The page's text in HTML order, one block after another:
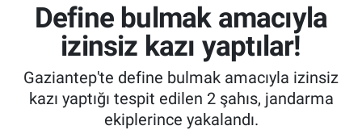
Define bulmak amacıyla
izinsiz kazı yaptılar!
Gaziantep'te define bulmak amacıyla izinsiz
kazı yaptığı tespit edilen 2 şahıs, jandarma
ekiplerince yakalandı.
SPOR
ASAYİŞ
Tüm Manşetler
Haber Arşivi